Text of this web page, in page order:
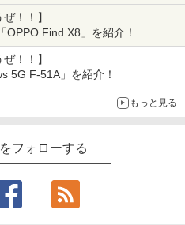
！！】
Find X8」を紹介！
！！】
5G F-51A」を紹介！
もっと見る
フォローする